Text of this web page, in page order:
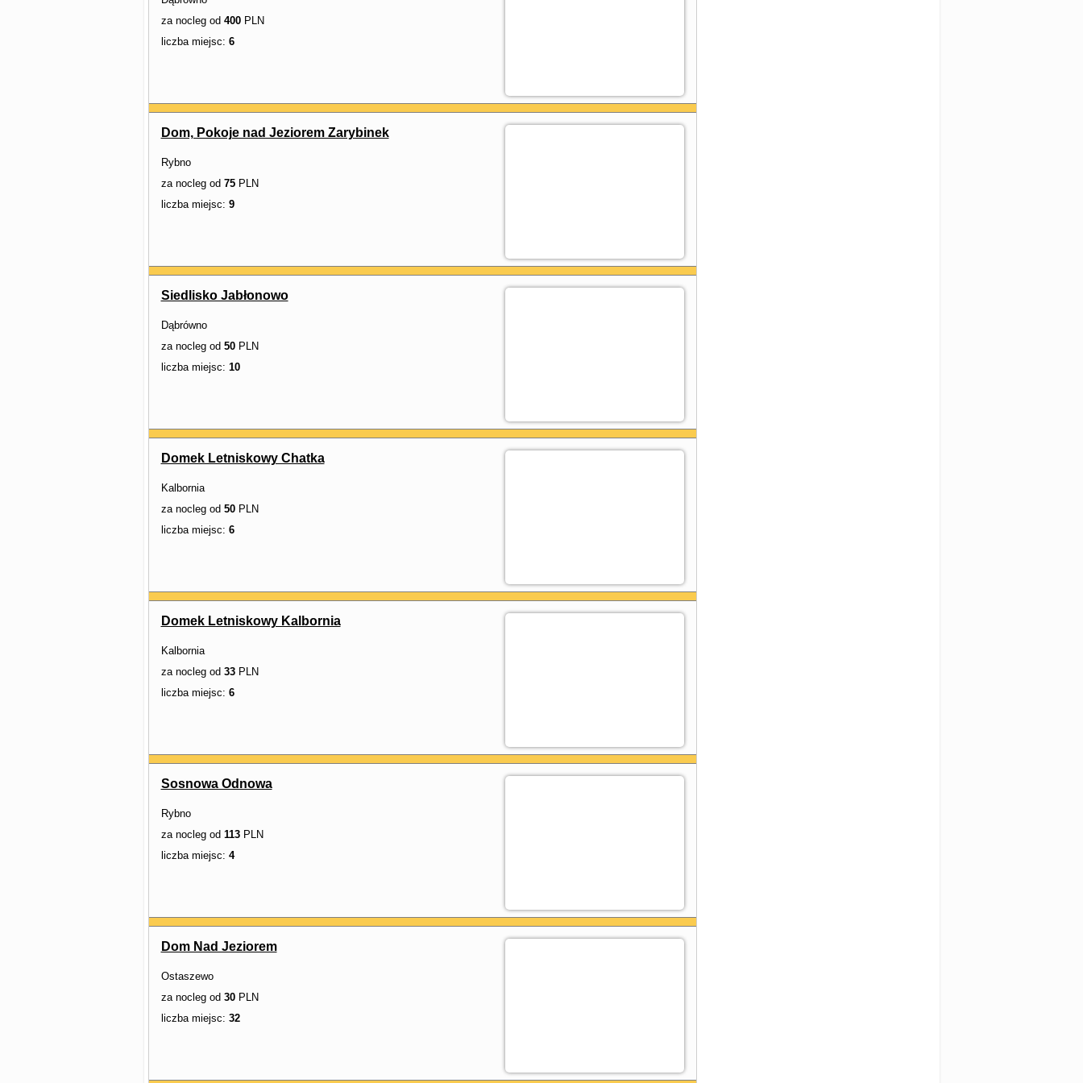
za nocleg od 400PLN
liczba miejsc: 6
Dom, Pokoje nad Jeziorem Zarybinek
Rybno
za nocleg od 75PLN
liczba miejsc: 9
Siedlisko Jabłonowo
Dąbrówno
za nocleg od 50PLN
liczba miejsc: 10
Domek Letniskowy Chatka
Kalbornia
za nocleg od 50PLN
liczba miejsc: 6
Domek Letniskowy Kalbornia
Kalbornia
za nocleg od 33PLN
liczba miejsc: 6
Sosnowa Odnowa
Rybno
za nocleg od 113PLN
liczba miejsc: 4
Dom Nad Jeziorem
Ostaszewo
za nocleg od 30PLN
liczba miejsc: 32